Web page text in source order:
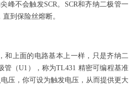
不会触发SCR。SCR和齐纳二极管一
到保险丝熔断。
上面的电路基本上一样，只是齐纳二
管（U1），称为TL431 精密可编程基准
压，你可设为触发电压，从而提供更大